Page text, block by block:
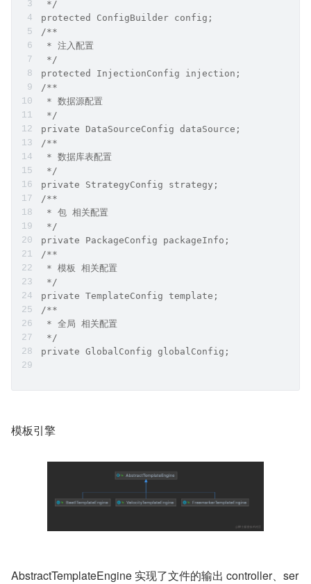
*/
protected ConfigBuilder config;
/**
* 注入配置
*/
protected InjectionConfig injection;
/**
* 数据源配置
*/
private DataSourceConfig dataSource;
/**
* 数据库表配置
*/
private StrategyConfig strategy;
/**
* 包 相关配置
*/
private PackageConfig packageInfo;
/**
* 模板 相关配置
*/
private TemplateConfig template;
/**
* 全局 相关配置
*/
private GlobalConfig globalConfig;
模板引擎
AbstractTemplateEngine 实现了文件的输出 controller、ser